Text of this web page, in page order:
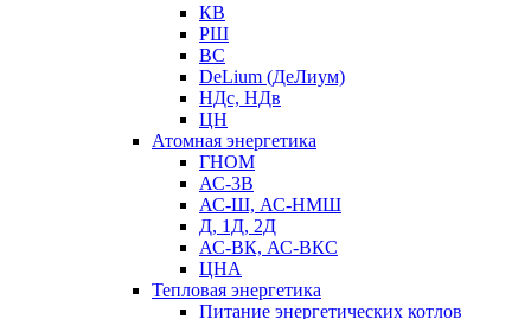
КВ
РШ
ВС
DeLium (ДеЛиум)
НДс, НДв
ЦН
Атомная энергетика
ГНОМ
АС-3В
АС-Ш, АС-НМШ
Д, 1Д, 2Д
АС-ВК, АС-ВКС
ЦНА
Тепловая энергетика
Питание энергетических котлов